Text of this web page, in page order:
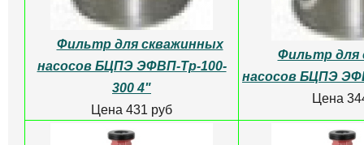
Фильтр для скважинных
насосов БЦПЭ ЭФВП-Тр-100-
300 4"
Цена 431 руб
Фильтр для
насосов БЦПЭ
Цена